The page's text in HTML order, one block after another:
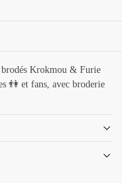
brodés Krokmou & Furie
👫 et fans, avec broderie